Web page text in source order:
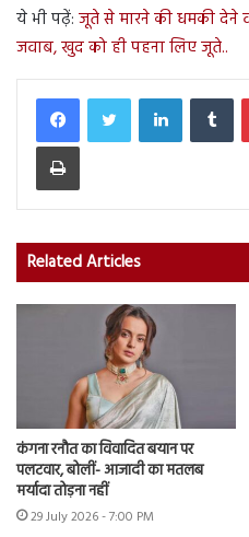
ये भी पढ़ें: जूते से मारने की धमकी देने
जवाब, खुद को ही पहना लिए जूते..
LinkedIn
Print
Related Articles
कंगना रनौत का विवादित बयान पर
पलटवार, बोलीं- आजादी का मतलब
मर्यादा तोड़ना नहीं
29 July 2026 - 7:00 PM